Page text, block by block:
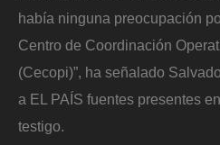
había ninguna preocupación
Centro de Coordinación
(Cecopi)”, ha señalado
a EL PAÍS fuentes presentes
testigo.